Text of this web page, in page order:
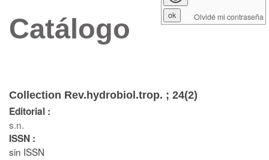
Catálogo
Collection Rev.hydrobiol.trop. ; 24(2)
Editorial :
s.n.
ISSN :
sin ISSN
Olvidé mi contraseña